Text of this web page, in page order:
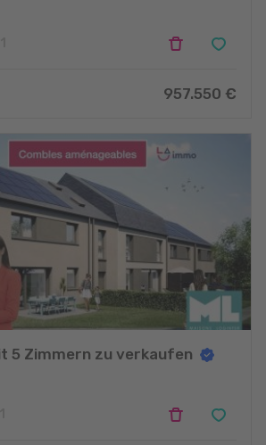
957.550 €
5 Zimmern zu verkaufen